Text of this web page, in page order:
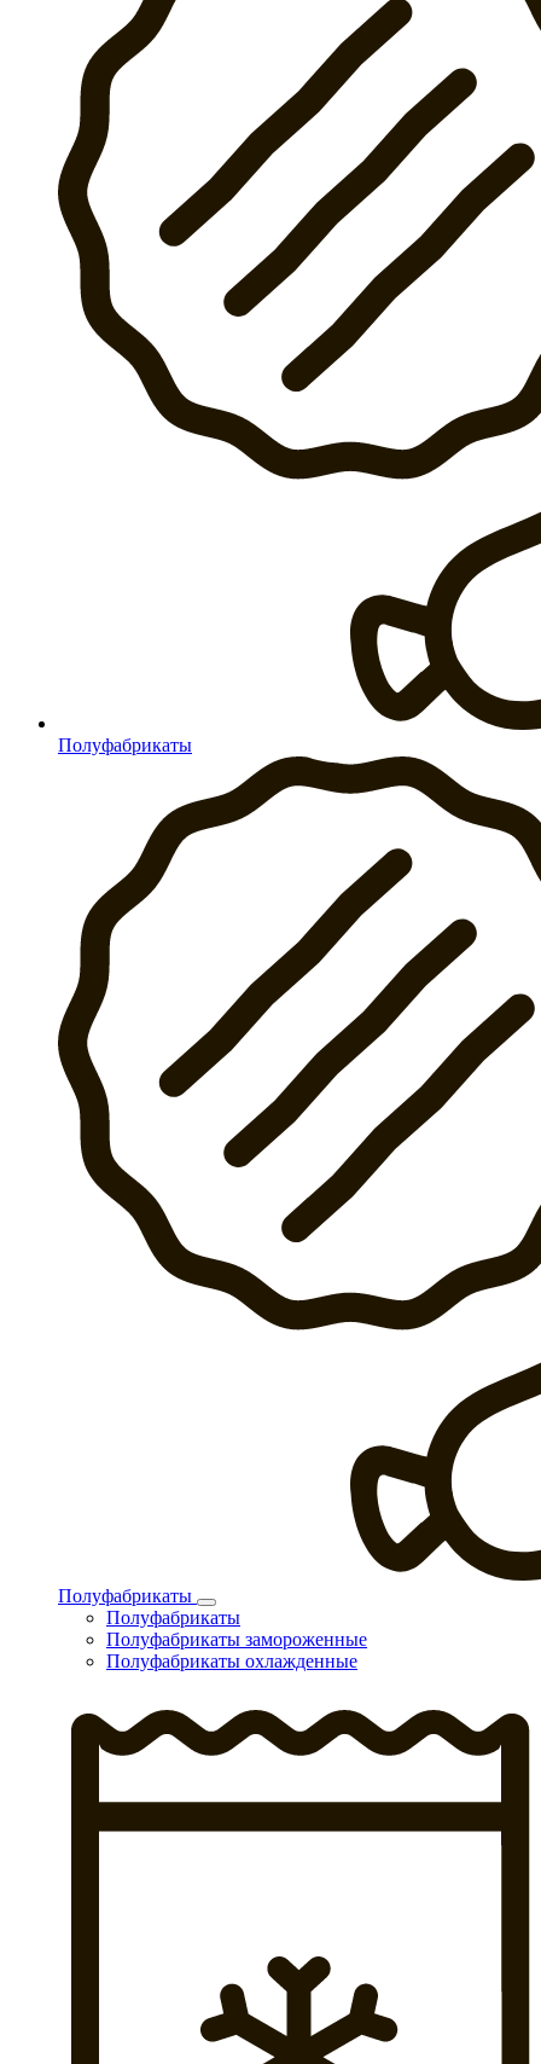
Полуфабрикаты
Полуфабрикаты
Полуфабрикаты
Полуфабрикаты замороженные
Полуфабрикаты охлажденные